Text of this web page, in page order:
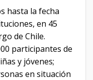
hasta la fecha
en 45
de Chile.
participantes de
y jóvenes;
en situación